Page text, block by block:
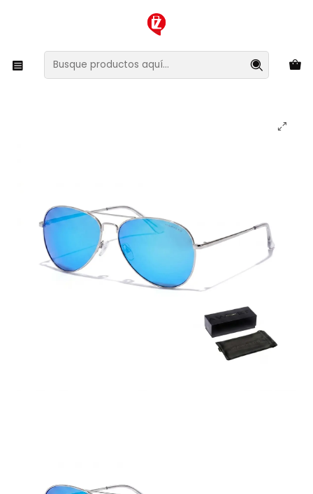
XMAS SALE ¡Compra antes de que la oferta termine!
Lentes y Accesorios Lentes de Sol
Lentes De Sol Polarizado Hawkers Hawk Silver Blue
HHAW22SLMP - Talla 61mm